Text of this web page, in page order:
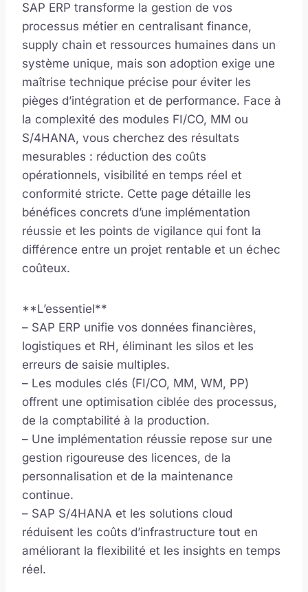
SAP ERP transforme la gestion de vos
processus métier en centralisant finance,
supply chain et ressources humaines dans un
système unique, mais son adoption exige une
maîtrise technique précise pour éviter les
pièges d’intégration et de performance. Face à
la complexité des modules FI/CO, MM ou
S/4HANA, vous cherchez des résultats
mesurables : réduction des coûts
opérationnels, visibilité en temps réel et
conformité stricte. Cette page détaille les
bénéfices concrets d’une implémentation
réussie et les points de vigilance qui font la
différence entre un projet rentable et un échec
coûteux.
**L’essentiel**
– SAP ERP unifie vos données financières,
logistiques et RH, éliminant les silos et les
erreurs de saisie multiples.
– Les modules clés (FI/CO, MM, WM, PP)
offrent une optimisation ciblée des processus,
de la comptabilité à la production.
– Une implémentation réussie repose sur une
gestion rigoureuse des licences, de la
personnalisation et de la maintenance
continue.
– SAP S/4HANA et les solutions cloud
réduisent les coûts d’infrastructure tout en
améliorant la flexibilité et les insights en temps
réel.